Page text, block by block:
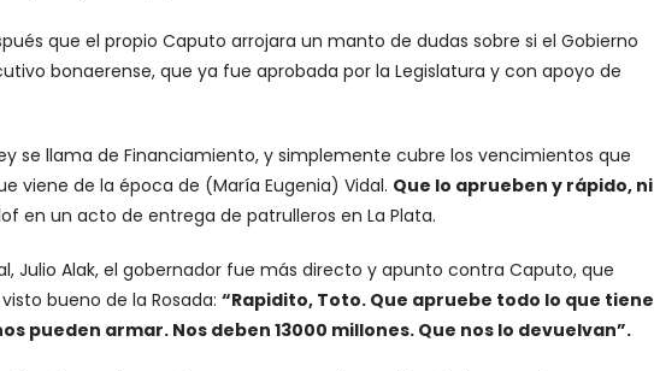
que el propio Caputo arrojara un manto de dudas sobre si el Gobierno
bonaerense, que ya fue aprobada por la Legislatura y con apoyo de
se llama de Financiamiento, y simplemente cubre los vencimientos que
viene de la época de (María Eugenia) Vidal. Que lo aprueben y rápido, ni
en un acto de entrega de patrulleros en La Plata.
Julio Alak, el gobernador fue más directo y apunto contra Caputo, que
bueno de la Rosada: “Rapidito, Toto. Que apruebe todo lo que tiene
pueden armar. Nos deben 13000 millones. Que nos lo devuelvan”.